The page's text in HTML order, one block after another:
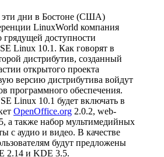
эти дни в Бостоне (США)
LinuxWorld компания
грядущей доступности
Linux 10.1. Как говорят в
дистрибутив, созданный
открытого проекта
версию дистрибутива войдут
программного обеспечения.
Linux 10.1 будет включать в
OpenOffice.org 2.0.2, web-
а также набор мультимедийных
с аудио и видео. В качестве
будут предложены
2.14 и KDE 3.5.